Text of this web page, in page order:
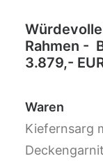
Rahmen -
3.879,-
Waren
Kiefernsarg